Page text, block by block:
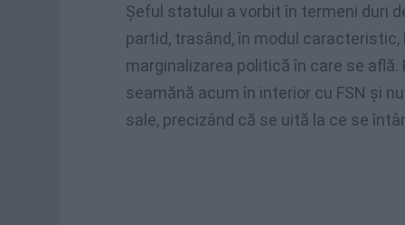
Şeful statului a vorbit în termeni duri
partid, trasând, în modul
marginalizarea politică în care se
seamănă acum în interior cu FSN şi
sale, precizând că se uită la ce se